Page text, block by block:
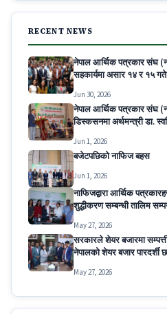
RECENT NEWS
नेपाल आर्थिक पत्रकार संघ
सहकार्यमा असार १४ र १५
Journalists कार्यक्रम सम्पन्न
Jun 30, 2026
नेपाल आर्थिक पत्रकार संघ
डिस्कसनमा अर्थमन्त्री डा.
Jun 1, 2026
बजेटपछिको नाफिज बहस
Jun 1, 2026
नाफिजद्वारा आर्थिक
शुद्धीकरण सम्बन्धी तालिम
May 27, 2026
सरकारले शेयर बजारमा
नेपालको शेयर बजार पारदर्शी
May 27, 2026